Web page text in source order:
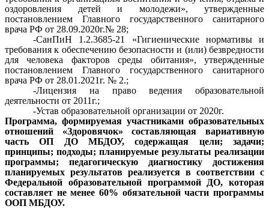
оздоровления детей и молодежи», утвержденные
постановлением Главного государственного санитарного
врача РФ от 28.09.2020г.№ 28;
-СанПиН 1.2.3685-21 «Гигиенические нормативы и
требования к обеспечению безопасности и (или) безвредности
для человека факторов среды обитания», утвержденные
постановлением Главного государственного санитарного
врача РФ от 28.01.2021г. № 2.;
-Лицензия на право ведения образовательной
деятельности от 2011г.;
-Устав образовательной организации от 2020г.
Программа, формируемая участниками образовательных
отношений «Здоровячок» составляющая вариативную
часть ОП ДО МБДОУ, содержащая цели; задачи;
принципы; подходы; планируемые результаты реализации
программы; педагогическую диагностику достижения
планируемых результатов реализуется в соответствии с
Федеральной образовательной программой ДО, которая
составляет не менее 60% обязательной части программы
ООП МБДОУ.